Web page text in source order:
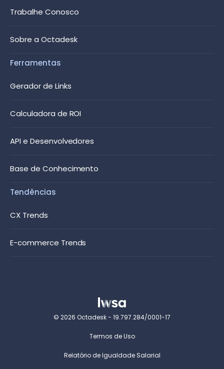
Trabalhe Conosco
Sobre a Octadesk
Ferramentas
Gerador de Links
Calculadora de ROI
API e Desenvolvedores
Base de Conhecimento
Tendências
CX Trends
E-commerce Trends
© 2026 Octadesk - 19.797.284/0001-17
Termos de Uso
Relatório de Igualdade Salarial